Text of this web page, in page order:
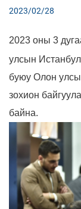
2023/02/28
2023 оны 3
улсын
буюу Олон
зохион
байна.